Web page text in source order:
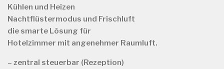
Kühlen und Heizen
Nachtflüstermodus und Frischluft
die smarte Lösung für
Hotelzimmer mit angenehmer Raumluft.
– zentral steuerbar (Rezeption)